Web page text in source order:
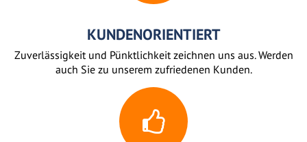
KUNDENORIENTIERT
Zuverlässigkeit und Pünktlichkeit zeichnen uns aus. Werden
auch Sie zu unserem zufriedenen Kunden.